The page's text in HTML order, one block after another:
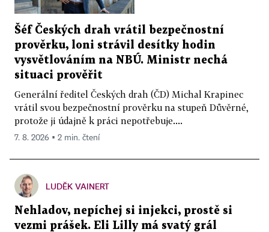
Šéf Českých drah vrátil bezpečnostní
prověrku, loni strávil desítky hodin
vysvětlováním na NBÚ. Ministr nechá
situaci prověřit
Generální ředitel Českých drah (ČD) Michal Krapinec
vrátil svou bezpečnostní prověrku na stupeň Důvěrné,
protože ji údajně k práci nepotřebuje....
7. 8. 2026 ▪ 2 min. čtení
LUDĚK VAINERT
Nehladov, nepíchej si injekci, prostě si
vezmi prášek. Eli Lilly má svatý grál